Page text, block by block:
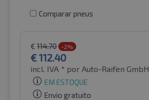
Comparar pneus
€ 114.70 -2%
€112.40
incl. IVA * por Auto-Raifen GmbH
EM ESTOQUE
Envio gratuito